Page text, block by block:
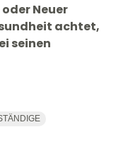
Neuer
achtet,
seinen